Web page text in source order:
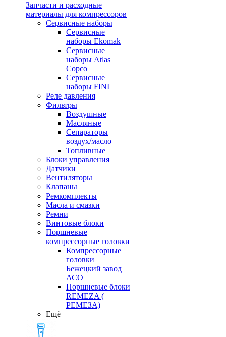
Запчасти и расходные
материалы для компрессоров
Cервисные наборы
Сервисные
наборы Ekomak
Cервисные
наборы Atlas
Copco
Сервисные
наборы FINI
Реле давления
Фильтры
Воздушные
Масляные
Сепараторы
воздух/масло
Топливные
Блоки управления
Датчики
Вентиляторы
Клапаны
Ремкомплекты
Масла и смазки
Ремни
Винтовые блоки
Поршневые
компрессорные головки
Компрессорные
головки
Бежецкий завод
АСО
Поршневые блоки
REMEZA (
РЕМЕЗА)
Ещё